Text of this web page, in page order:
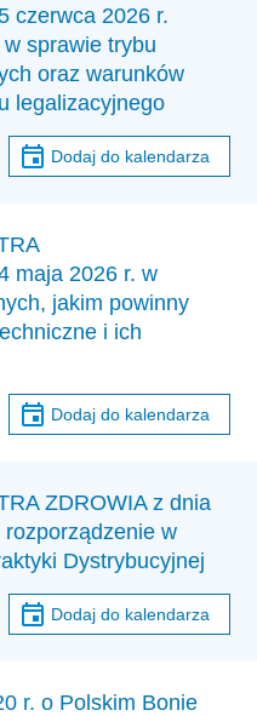
czerwca 2026 r.
sprawie trybu
oraz warunków
legalizacyjnego
Dodaj do kalendarza
maja 2026 r. w
jakim powinny
i ich
Dodaj do kalendarza
ZDROWIA z dnia
w
Dystrybucyjnej
Dodaj do kalendarza
r. o Polskim Bonie